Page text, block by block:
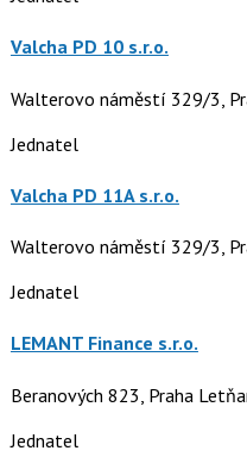
Valcha PD 10 s.r.o.
Walterovo náměstí 329/3,
Jednatel
Valcha PD 11A s.r.o.
Walterovo náměstí 329/3,
Jednatel
LEMANT Finance s.r.o.
Beranových 823, Praha
Jednatel